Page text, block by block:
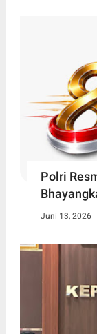
Polri
Juni 13, 2026